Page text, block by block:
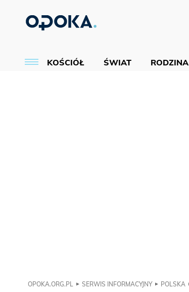
KOŚCIÓŁ ŚWIAT RODZINA
OPOKA.ORG.PL SERWIS INFORMACYJNY POLSKA